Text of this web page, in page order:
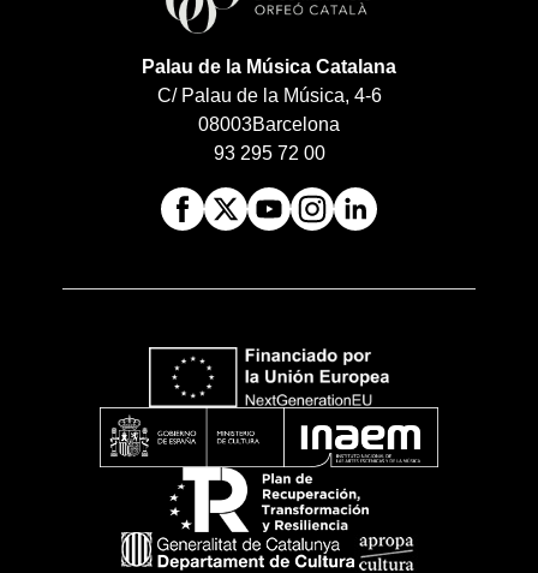
Palau de la Música Catalana
C/ Palau de la Música, 4-6
08003Barcelona
93 295 72 00